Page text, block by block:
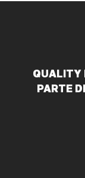
QUALITY
PARTE